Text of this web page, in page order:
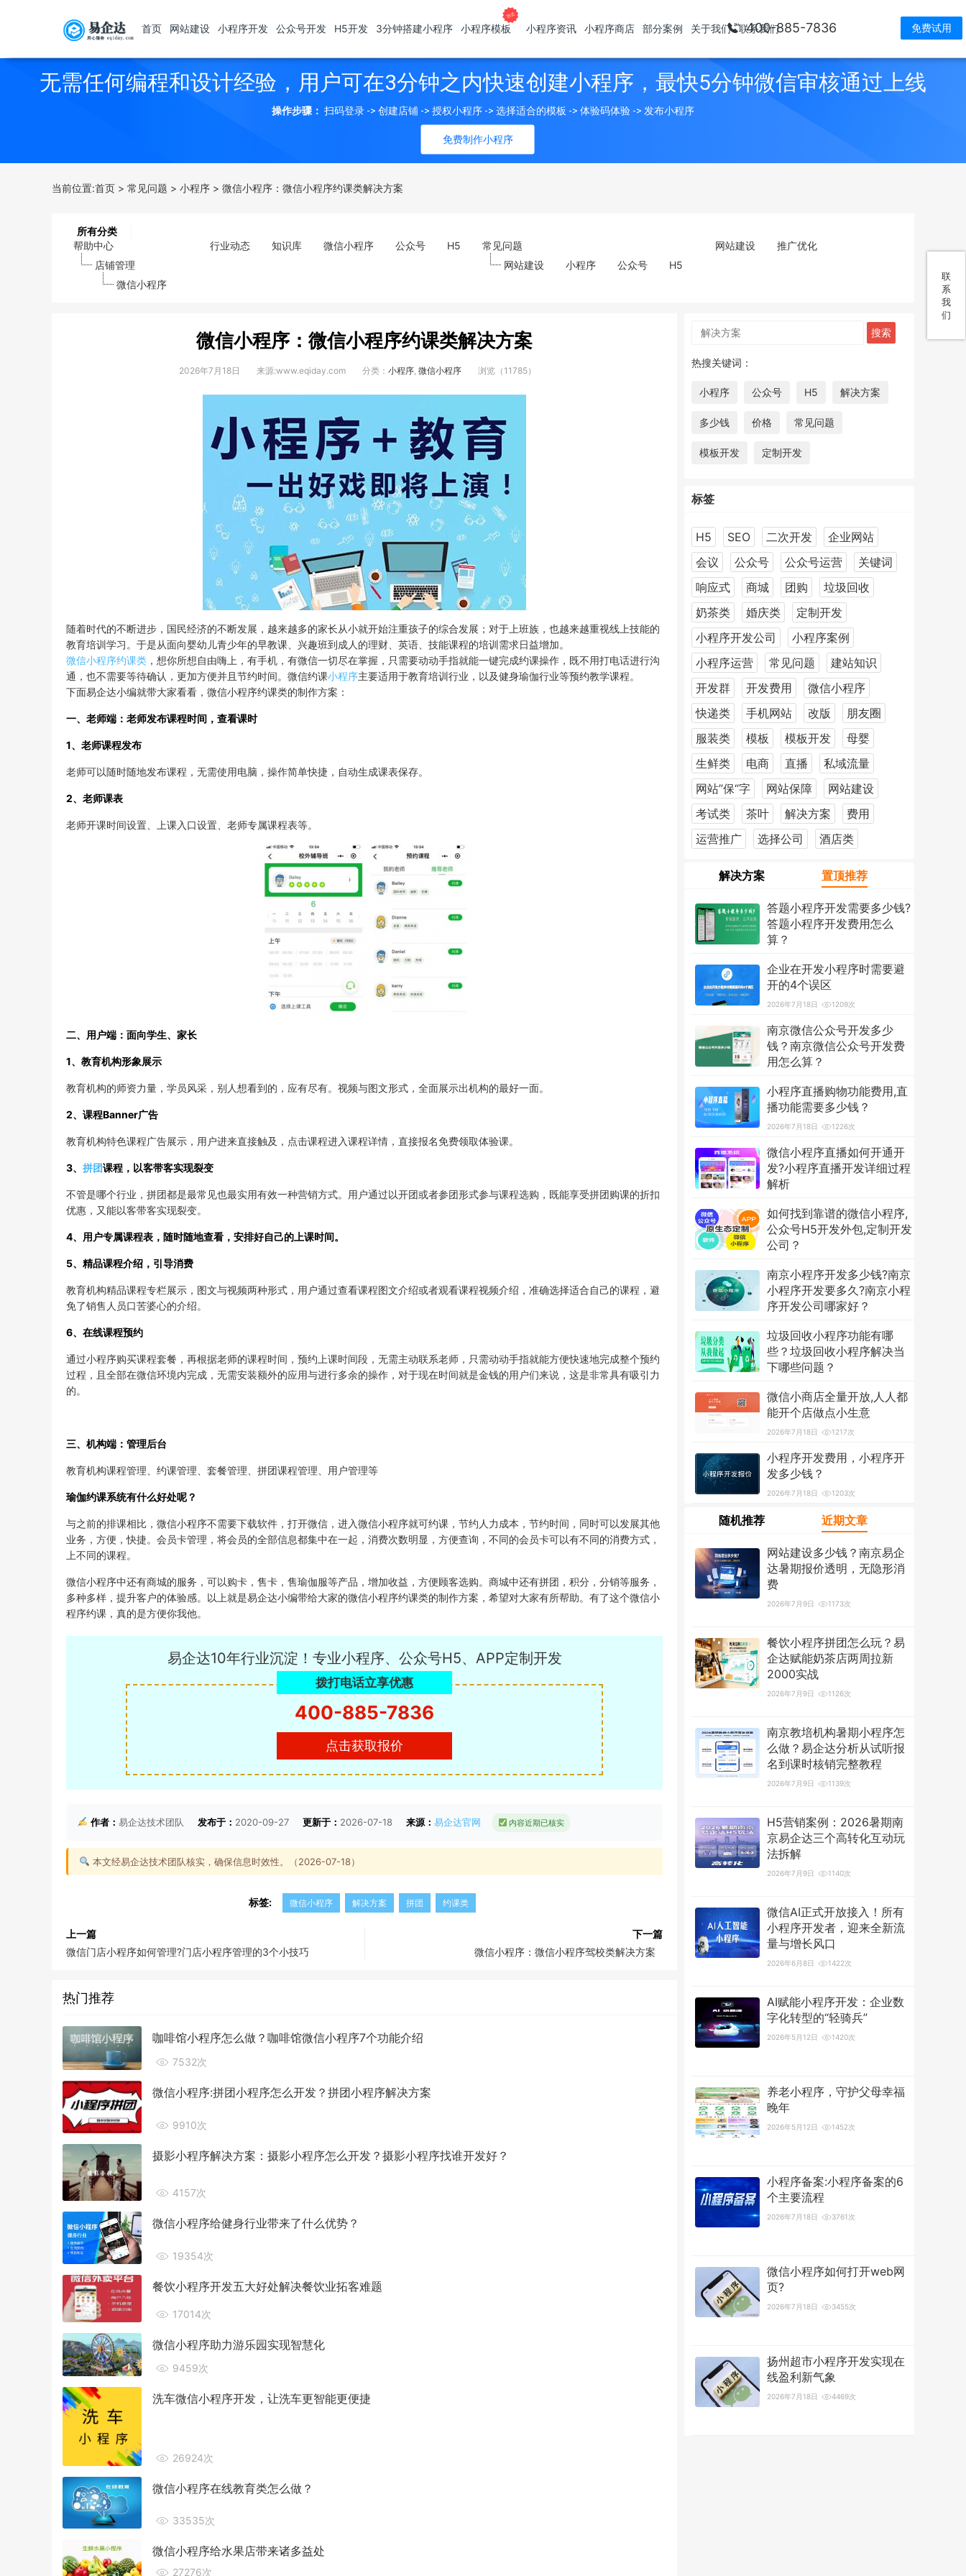
400-885-7836 免费试用
首页 网站建设 小程序开发 公众号开发 H5开发 3分钟搭建小程序 小程序模板 小程序资讯 小程序商店 部分案例 关于我们 联系我们
联
系
我
们
无需任何编程和设计经验，用户可在3分钟之内快速创建小程序，最快5分钟微信审核通过上线
免费制作小程序
操作步骤： 扫码登录 -> 创建店铺 -> 授权小程序 -> 选择适合的模板 -> 体验码体验 -> 发布小程序
当前位置:首页 > 常见问题 > 小程序 > 微信小程序：微信小程序约课类解决方案
所有分类
帮助中心
店铺管理
微信小程序
行业动态 知识库 微信小程序 公众号 H5
常见问题
网站建设
小程序 公众号 H5
网站建设 推广优化
微信小程序：微信小程序约课类解决方案
2026年7月18日 来源:www.eqiday.com 分类： 小程序, 微信小程序 浏览（11785）
随着时代的不断进步，国民经济的不断发展，越来越多的家长从小就开始注重孩子的综合发展；对于上班族，也越来越重视线上技能的
教育培训学习。于是从面向婴幼儿青少年的早教课、兴趣班到成人的理财、英语、技能课程的培训需求日益增加。
微信小程序约课类 ，想你所想自由嗨上，有手机，有微信一切尽在掌握，只需要动动手指就能一键完成约课操作，既不用打电话进行沟
通，也不需要等待确认，更加方便并且节约时间。微信约课小程序主要适用于教育培训行业，以及健身瑜伽行业等预约教学课程。
下面易企达小编就带大家看看，微信小程序约课类的制作方案：
一、老师端：老师发布课程时间，查看课时
1、老师课程发布
老师可以随时随地发布课程，无需使用电脑，操作简单快捷，自动生成课表保存。
2、老师课表
老师开课时间设置、上课入口设置、老师专属课程表等。
二、用户端：面向学生、家长
1、教育机构形象展示
教育机构的师资力量，学员风采，别人想看到的，应有尽有。视频与图文形式，全面展示出机构的最好一面。
2、课程Banner广告
教育机构特色课程广告展示，用户进来直接触及，点击课程进入课程详情，直接报名免费领取体验课。
3、 拼团课程，以客带客实现裂变
不管是哪个行业，拼团都是最常见也最实用有效一种营销方式。用户通过以开团或者参团形式参与课程选购，既能享受拼团购课的折扣
优惠，又能以客带客实现裂变。
4、用户专属课程表，随时随地查看，安排好自己的上课时间。
5、精品课程介绍，引导消费
教育机构精品课程专栏展示，图文与视频两种形式，用户通过查看课程图文介绍或者观看课程视频介绍，准确选择适合自己的课程，避
免了销售人员口苦婆心的介绍。
6、在线课程预约
通过小程序购买课程套餐，再根据老师的课程时间，预约上课时间段，无需主动联系老师，只需动动手指就能方便快速地完成整个预约
过程，且全部在微信环境内完成，无需安装额外的应用与进行多余的操作，对于现在时间就是金钱的用户们来说，这是非常具有吸引力
的。
三、机构端：管理后台
教育机构课程管理、约课管理、套餐管理、拼团课程管理、用户管理等
瑜伽约课系统有什么好处呢？
与之前的排课相比，微信小程序不需要下载软件，打开微信，进入微信小程序就可约课，节约人力成本，节约时间，同时可以发展其他
业务，方便，快捷。会员卡管理，将会员的全部信息都集中在一起，消费次数明显，方便查询，不同的会员卡可以有不同的消费方式，
上不同的课程。
微信小程序中还有商城的服务，可以购卡，售卡，售瑜伽服等产品，增加收益，方便顾客选购。商城中还有拼团，积分，分销等服务，
多种多样，提升客户的体验感。以上就是易企达小编带给大家的微信小程序约课类的制作方案，希望对大家有所帮助。有了这个微信小
程序约课，真的是方便你我他。
易企达10年行业沉淀！专业小程序、公众号H5、APP定制开发
拨打电话立享优惠
400-885-7836
点击获取报价
作者： 易企达技术团队 发布于： 2020-09-27 更新于： 2026-07-18 来源： 易企达官网 内容近期已核实
本文经易企达技术团队核实，确保信息时效性。（2026-07-18）
标签: 微信小程序 解决方案 拼团 约课类
上一篇
微信门店小程序如何管理?门店小程序管理的3个小技巧
下一篇
微信小程序：微信小程序驾校类解决方案
热门推荐
咖啡馆小程序怎么做？咖啡馆微信小程序7个功能介绍
7532次
微信小程序:拼团小程序怎么开发？拼团小程序解决方案
9910次
摄影小程序解决方案：摄影小程序怎么开发？摄影小程序找谁开发好？
4157次
微信小程序给健身行业带来了什么优势？
19354次
餐饮小程序开发五大好处解决餐饮业拓客难题
17014次
微信小程序助力游乐园实现智慧化
9459次
洗车微信小程序开发，让洗车更智能更便捷
26924次
微信小程序在线教育类怎么做？
33535次
微信小程序给水果店带来诸多益处
27276次
热搜关键词：
小程序 公众号 H5 解决方案
多少钱 价格 常见问题
模板开发 定制开发
标签
H5 SEO 二次开发
企业网站
会议
公众号 公众号运营
关键词
响应式
商城 团购
垃圾回收
奶茶类
婚庆类
定制开发
小程序开发公司
小程序案例
小程序运营
常见问题
建站知识
开发群
开发费用
微信小程序
快递类
手机网站 改版
朋友圈
服装类
模板 模板开发
母婴
生鲜类
电商 直播
私域流量
网站”保“字
网站保障
网站建设
考试类
茶叶 解决方案
费用
运营推广
选择公司 酒店类
解决方案 置顶推荐
答题小程序开发需要多少钱?
答题小程序开发费用怎么
算？
企业在开发小程序时需要避
开的4个误区
2026年7月18日 1209次
南京微信公众号开发多少
钱？南京微信公众号开发费
用怎么算？
小程序直播购物功能费用,直
播功能需要多少钱？
2026年7月18日 1226次
微信小程序直播如何开通开
发?小程序直播开发详细过程
解析
如何找到靠谱的微信小程序,
公众号H5开发外包,定制开发
公司？
南京小程序开发多少钱?南京
小程序开发要多久?南京小程
序开发公司哪家好？
垃圾回收小程序功能有哪
些？垃圾回收小程序解决当
下哪些问题？
微信小商店全量开放,人人都
能开个店做点小生意
2026年7月18日 1217次
小程序开发费用，小程序开
发多少钱？
2026年7月18日 1203次
随机推荐 近期文章
网站建设多少钱？南京易企
达暑期报价透明，无隐形消
费
2026年7月9日 1173次
餐饮小程序拼团怎么玩？易
企达赋能奶茶店两周拉新
2000实战
2026年7月9日 1126次
南京教培机构暑期小程序怎
么做？易企达分析从试听报
名到课时核销完整教程
2026年7月9日 1139次
H5营销案例：2026暑期南
京易企达三个高转化互动玩
法拆解
2026年7月9日 1140次
微信AI正式开放接入！所有
小程序开发者，迎来全新流
量与增长风口
2026年6月8日 1422次
AI赋能小程序开发：企业数
字化转型的“轻骑兵”
2026年5月12日 1420次
养老小程序，守护父母幸福
晚年
2026年5月12日 1452次
小程序备案:小程序备案的6
个主要流程
2026年7月18日 3761次
微信小程序如何打开web网
页?
2026年7月18日 3455次
扬州超市小程序开发实现在
线盈利新气象
2026年7月18日 4469次